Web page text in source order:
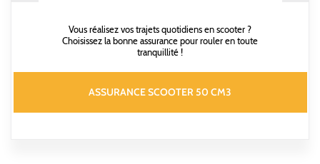
Vous réalisez vos trajets quotidiens en scooter ?
Choisissez la bonne assurance pour rouler en toute
tranquillité !
ASSURANCE SCOOTER 50 CM3